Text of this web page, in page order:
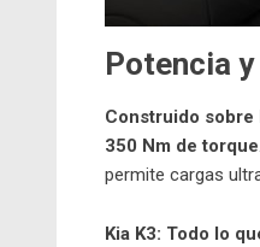
Potencia
Construido sobre
350 Nm de torque.
permite cargas
Kia K3: Todo lo